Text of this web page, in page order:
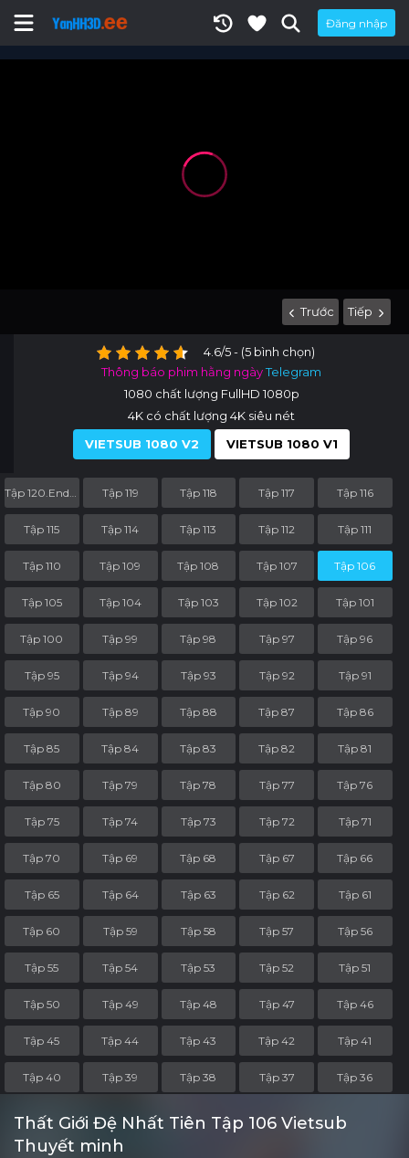
Đăng nhập
Trước Tiếp
4.6/5 - (5 bình chọn)
Thông báo phim hằng ngàyTelegram
1080 chất lượng FullHD 1080p
4K có chất lượng 4K siêu nét
VIETSUB 1080 V2
VIETSUB 1080 V1
Tập 119 Tập 118 Tập 117 Tập 116
Tập 115 Tập 114 Tập 113 Tập 112 Tập 111
Tập 110 Tập 109 Tập 108 Tập 107 Tập 106
Tập 105 Tập 104 Tập 103 Tập 102 Tập 101
Tập 100 Tập 99 Tập 98 Tập 97 Tập 96
Tập 95 Tập 94 Tập 93 Tập 92 Tập 91
Tập 90 Tập 89 Tập 88 Tập 87 Tập 86
Tập 85 Tập 84 Tập 83 Tập 82 Tập 81
Tập 80 Tập 79 Tập 78 Tập 77 Tập 76
Tập 75 Tập 74 Tập 73 Tập 72 Tập 71
Tập 70 Tập 69 Tập 68 Tập 67 Tập 66
Tập 65 Tập 64 Tập 63 Tập 62 Tập 61
Tập 60 Tập 59 Tập 58 Tập 57 Tập 56
Tập 55 Tập 54 Tập 53 Tập 52 Tập 51
Tập 50 Tập 49 Tập 48 Tập 47 Tập 46
Tập 45 Tập 44 Tập 43 Tập 42 Tập 41
Tập 40 Tập 39 Tập 38 Tập 37 Tập 36
Tập 35 Tập 34 Tập 33 Tập 32 Tập 31
Tập 30 Tập 29
Thất Giới Đệ Nhất Tiên Tập 106 Vietsub
Thuyết minh